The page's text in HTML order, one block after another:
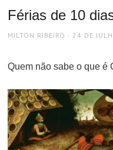
Férias de 10
AUTHOR
MILTON RIBEIRO
POSTED
24 DE
Quem não sabe o que é